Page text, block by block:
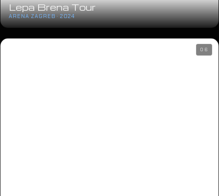
Lepa Brena Tour
ARENA ZAGREB · 2024
06